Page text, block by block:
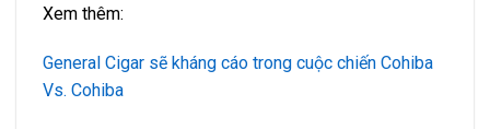
Xem thêm:
General Cigar sẽ kháng cáo trong cuộc chiến Cohiba
Vs. Cohiba